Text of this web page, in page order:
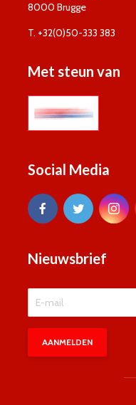
8000 Brugge
T. +32(0)50-333 383
Met steun van
Social Media
Nieuwsbrief